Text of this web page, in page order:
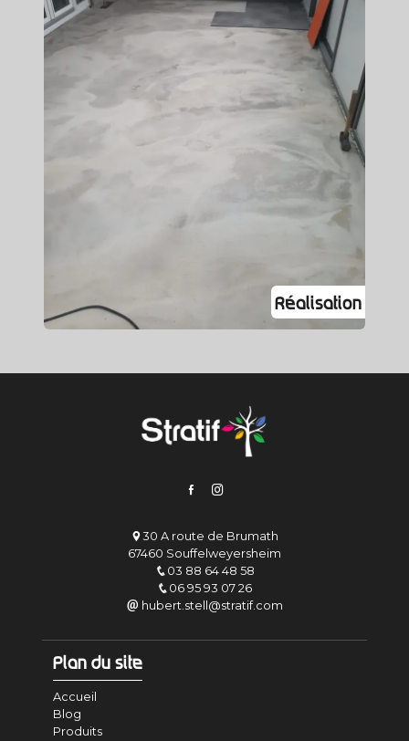
30 A route de Brumath
67460 Souffelweyersheim
03 88 64 48 58
06 95 93 07 26
hubert.stell@stratif.com
Plan du site
Accueil
Blog
Produits